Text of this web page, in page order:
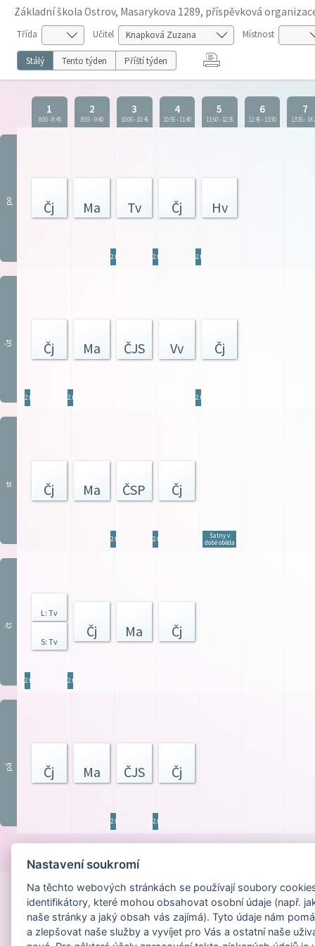
Základní škola Ostrov, Masarykova 1289, příspěvková
Třída Učitel Místnost
Stálý Tento týden Příští týden
1
8:00-8:45
2
8:55-9:40
3
10:00-10:45
4
10:55-11:40
5
11:50- 12:35
6
12:45-13:30
7
13:35-
po Čj Ma Tv Čj Hv
2.tř 2.tř 2.tř
út Čj Ma ČJS Vv Čj
2.tř 2.tř 2.tř
st Čj Ma ČSP Čj
2.tř 2.tř
Šatny v
době oběda
čt
L: Tv
S: Tv
Čj Ma Čj
2.tř 2.tř
pá Čj Ma ČJS Čj
2.tř 2.tř
Nastavení soukromí
Na těchto webových stránkách se používají soubory
identifikátory, které mohou obsahovat osobní údaje (např.
naše stránky a jaký obsah vás zajímá). Tyto údaje nám
a zlepšovat naše služby a vyvíjet pro Vás a ostatní naše